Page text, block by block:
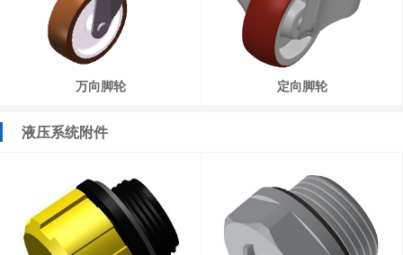
万向脚轮 定向脚轮
液压系统附件